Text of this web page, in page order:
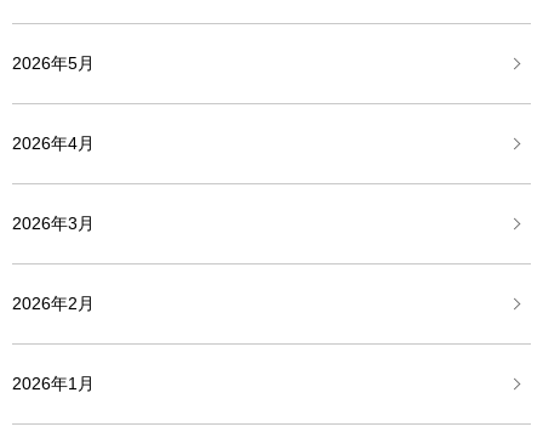
2026年5月
2026年4月
2026年3月
2026年2月
2026年1月